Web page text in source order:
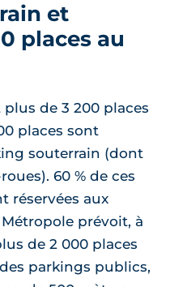
et
places au
de 3 200 places
places sont
souterrain (dont
60 % de ces
réservées aux
prévoit, à
de 2 000 places
parkings publics,